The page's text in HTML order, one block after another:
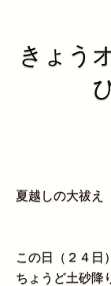
きょう
夏越しの大祓え
この日（２４
ちょうど土砂降